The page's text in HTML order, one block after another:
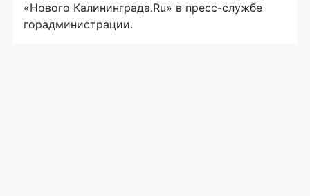
«Нового Калининграда.Ru» в пресс-службе
горадминистрации.